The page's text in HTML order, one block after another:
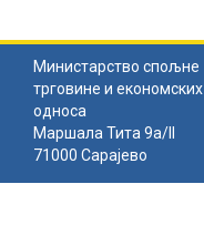
Министарство спољне
трговине и економских
односа
Маршала Тита 9а/II
71000 Сарајево